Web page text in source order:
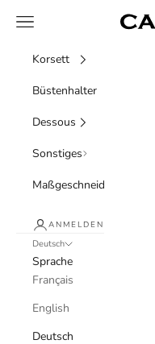
Cadolle
Menü
Korsett
Büstenhalter
Dessous
Sonstiges
Maßgeschneidert
ANMELDEN
Deutsch
Sprache
Français
English
Deutsch